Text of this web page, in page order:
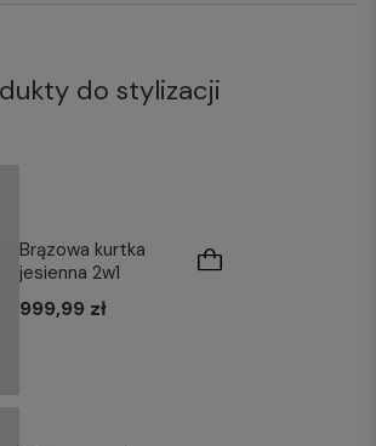
do stylizacji
Brązowa kurtka
jesienna 2w1
999,99 zł